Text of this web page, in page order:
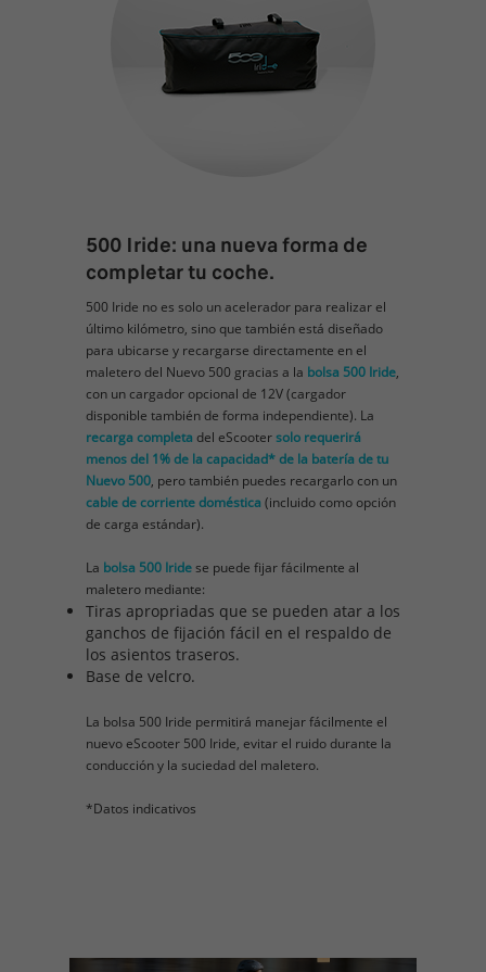
500 Iride: una nueva forma de
completar tu coche.
500 Iride no es solo un acelerador para realizar el
último kilómetro, sino que también está diseñado
para ubicarse y recargarse directamente en el
maletero del Nuevo 500 gracias a la bolsa 500 Iride,
con un cargador opcional de 12V (cargador
disponible también de forma independiente). La
recarga completa del eScootersolo requerirá
menos del 1% de la capacidad* de la batería de tu
Nuevo 500, pero también puedes recargarlo con un
cable de corriente doméstica (incluido como opción
de carga estándar).
La bolsa 500 Iridese puede fijar fácilmente al
maletero mediante:
Tiras apropriadas que se pueden atar a los
ganchos de fijación fácil en el respaldo de
los asientos traseros.
Base de velcro.
La bolsa 500 Iride permitirá manejar fácilmente el
nuevo eScooter 500 Iride, evitar el ruido durante la
conducción y la suciedad del maletero.
*Datos indicativos